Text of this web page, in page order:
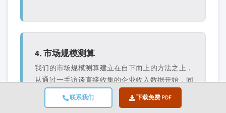
联系我们 下载免费 PDF
4. 市场规模测算
我们的市场规模测算建立在自下而上的方法之上，
从通过一手访谈直接收集的企业收入数据开始，同
时结合制造商的产量数据以及安装或部署统计数
据。这些输入数据在各地区市场进行汇总，以得出